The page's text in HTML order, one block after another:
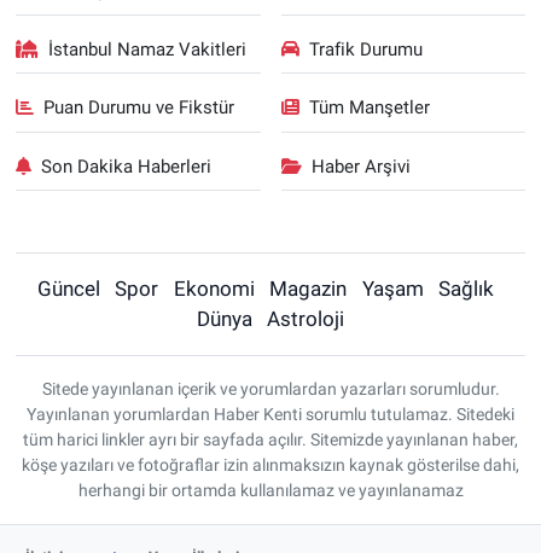
İstanbul Namaz Vakitleri Trafik Durumu
Puan Durumu ve Fikstür Tüm Manşetler
Son Dakika Haberleri Haber Arşivi
Güncel Spor Ekonomi Magazin Yaşam
Sağlık
Dünya
Astroloji
Sitede yayınlanan içerik ve yorumlardan yazarları sorumludur.
Yayınlanan yorumlardan Haber Kenti sorumlu tutulamaz. Sitedeki
tüm harici linkler ayrı bir sayfada açılır. Sitemizde yayınlanan haber,
köşe yazıları ve fotoğraflar izin alınmaksızın kaynak gösterilse dahi,
herhangi bir ortamda kullanılamaz ve yayınlanamaz